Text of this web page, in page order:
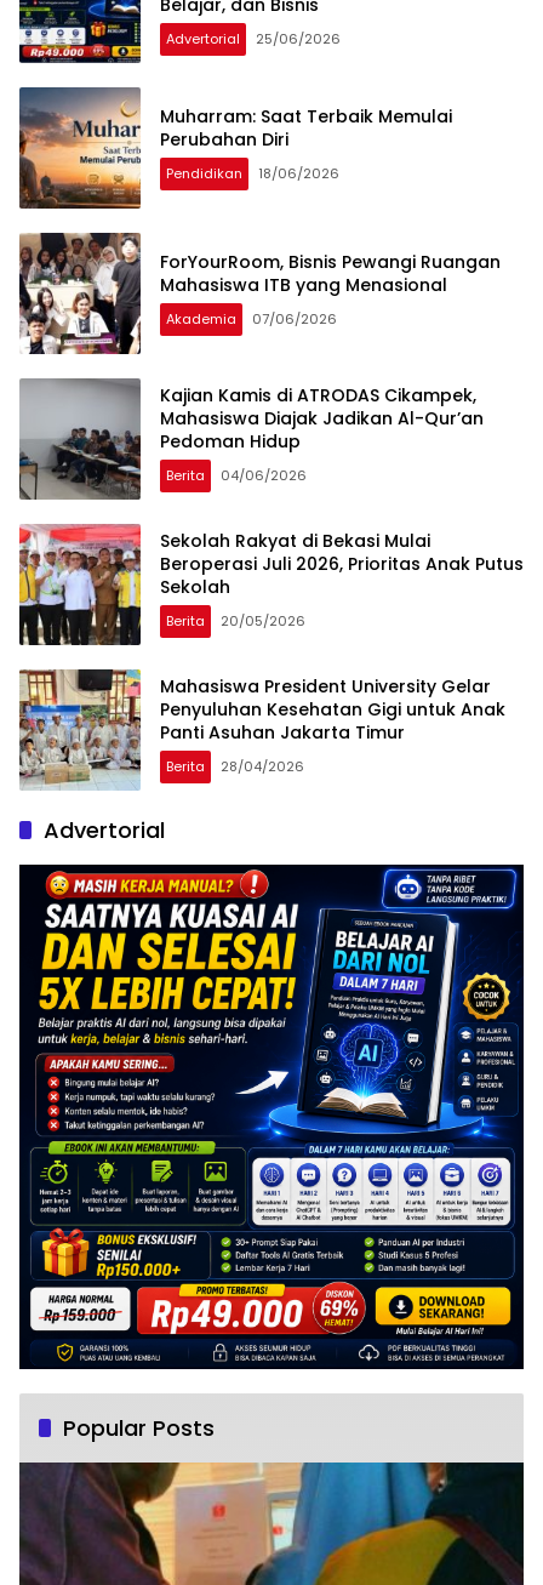
Belajar, dan Bisnis
Advertorial 25/06/2026
Muharram: Saat Terbaik Memulai
Perubahan Diri
Pendidikan 18/06/2026
ForYourRoom, Bisnis Pewangi Ruangan
Mahasiswa ITB yang Menasional
Akademia 07/06/2026
Kajian Kamis di ATRODAS Cikampek,
Mahasiswa Diajak Jadikan Al-Qur’an
Pedoman Hidup
Berita 04/06/2026
Sekolah Rakyat di Bekasi Mulai
Beroperasi Juli 2026, Prioritas Anak Putus
Sekolah
Berita 20/05/2026
Mahasiswa President University Gelar
Penyuluhan Kesehatan Gigi untuk Anak
Panti Asuhan Jakarta Timur
Berita 28/04/2026
Advertorial
Popular Posts